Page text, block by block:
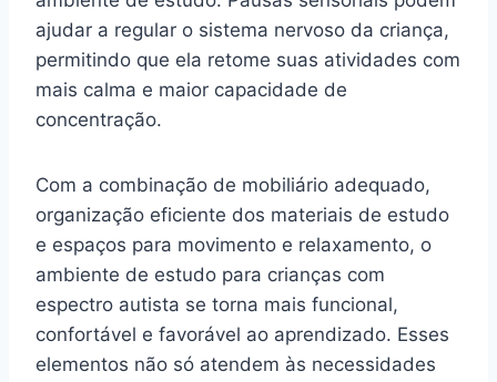
ajudar a regular o sistema nervoso da criança,
permitindo que ela retome suas atividades com
mais calma e maior capacidade de
concentração.
Com a combinação de mobiliário adequado,
organização eficiente dos materiais de estudo
e espaços para movimento e relaxamento, o
ambiente de estudo para crianças com
espectro autista se torna mais funcional,
confortável e favorável ao aprendizado. Esses
elementos não só atendem às necessidades